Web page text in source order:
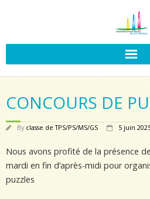
CONCOURS DE
By classe de TPS/PS/MS/GS 5 juin
Nous avons profité de la présence
mardi en fin d’après-midi pour
puzzles